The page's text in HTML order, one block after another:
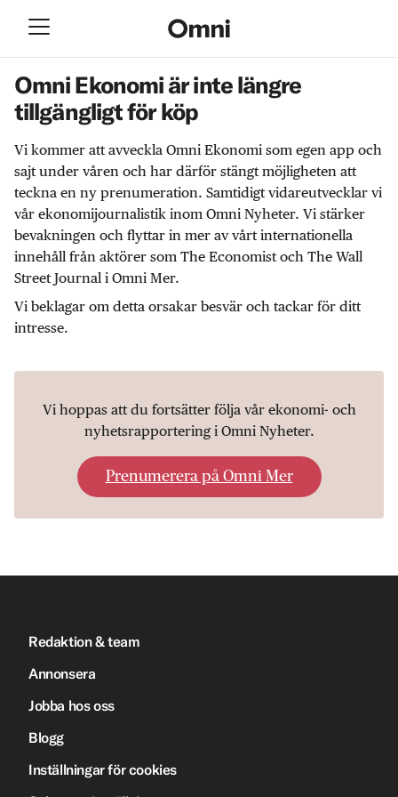
Omni Ekonomi är inte längre
tillgängligt för köp
Vi kommer att avveckla Omni Ekonomi som egen app och
sajt under våren och har därför stängt möjligheten att
teckna en ny prenumeration. Samtidigt vidareutvecklar vi
vår ekonomijournalistik inom Omni Nyheter. Vi stärker
bevakningen och flyttar in mer av vårt internationella
innehåll från aktörer som The Economist och The Wall
Street Journal i Omni Mer.
Vi beklagar om detta orsakar besvär och tackar för ditt
intresse.
Vi hoppas att du fortsätter följa vår ekonomi- och
nyhetsrapportering i Omni Nyheter.
Prenumerera på Omni Mer
Redaktion & team
Annonsera
Jobba hos oss
Blogg
Inställningar för cookies